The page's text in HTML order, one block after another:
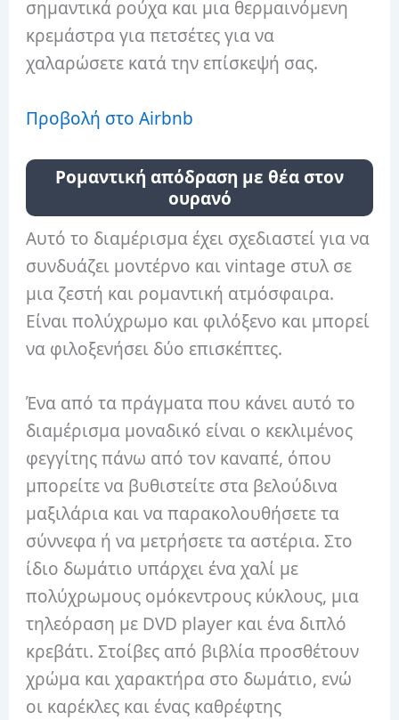
σημαντικά ρούχα και μια θερμαινόμενη
κρεμάστρα για πετσέτες για να
χαλαρώσετε κατά την επίσκεψή σας.
Προβολή στο Airbnb
Ρομαντική απόδραση με θέα στον
ουρανό
Αυτό το διαμέρισμα έχει σχεδιαστεί για να
συνδυάζει μοντέρνο και vintage στυλ σε
μια ζεστή και ρομαντική ατμόσφαιρα.
Είναι πολύχρωμο και φιλόξενο και μπορεί
να φιλοξενήσει δύο επισκέπτες.
Ένα από τα πράγματα που κάνει αυτό το
διαμέρισμα μοναδικό είναι ο κεκλιμένος
φεγγίτης πάνω από τον καναπέ, όπου
μπορείτε να βυθιστείτε στα βελούδινα
μαξιλάρια και να παρακολουθήσετε τα
σύννεφα ή να μετρήσετε τα αστέρια. Στο
ίδιο δωμάτιο υπάρχει ένα χαλί με
πολύχρωμους ομόκεντρους κύκλους, μια
τηλεόραση με DVD player και ένα διπλό
κρεβάτι. Στοίβες από βιβλία προσθέτουν
χρώμα και χαρακτήρα στο δωμάτιο, ενώ
οι καρέκλες και ένας καθρέφτης